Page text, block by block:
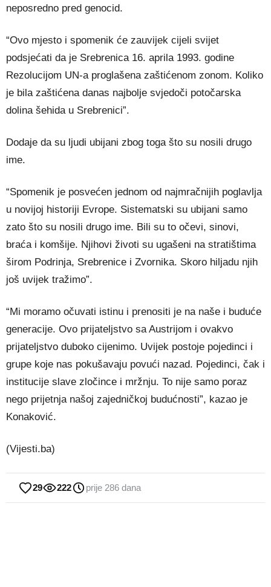
neposredno pred genocid.
“Ovo mjesto i spomenik će zauvijek cijeli svijet
podsjećati da je Srebrenica 16. aprila 1993. godine
Rezolucijom UN-a proglašena zaštićenom zonom. Koliko
je bila zaštićena danas najbolje svjedoči potočarska
dolina šehida u Srebrenici”.
Dodaje da su ljudi ubijani zbog toga što su nosili drugo
ime.
“Spomenik je posvećen jednom od najmračnijih poglavlja
u novijoj historiji Evrope. Sistematski su ubijani samo
zato što su nosili drugo ime. Bili su to očevi, sinovi,
braća i komšije. Njihovi životi su ugašeni na stratištima
širom Podrinja, Srebrenice i Zvornika. Skoro hiljadu njih
još uvijek tražimo”.
“Mi moramo očuvati istinu i prenositi je na naše i buduće
generacije. Ovo prijateljstvo sa Austrijom i ovakvo
prijateljstvo duboko cijenimo. Uvijek postoje pojedinci i
grupe koje nas pokušavaju povući nazad. Pojedinci, čak i
institucije slave zločince i mržnju. To nije samo poraz
nego prijetnja našoj zajedničkoj budućnosti”, kazao je
Konaković.
(Vijesti.ba)
29 222 prije 286 dana